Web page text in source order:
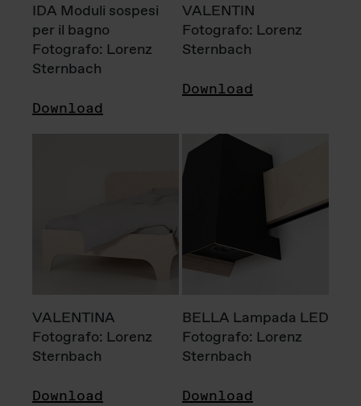
IDA Moduli sospesi
per il bagno
Fotografo: Lorenz
Sternbach
Download
VALENTIN
Fotografo: Lorenz
Sternbach
Download
VALENTINA
Fotografo: Lorenz
Sternbach
Download
BELLA Lampada LED
Fotografo: Lorenz
Sternbach
Download